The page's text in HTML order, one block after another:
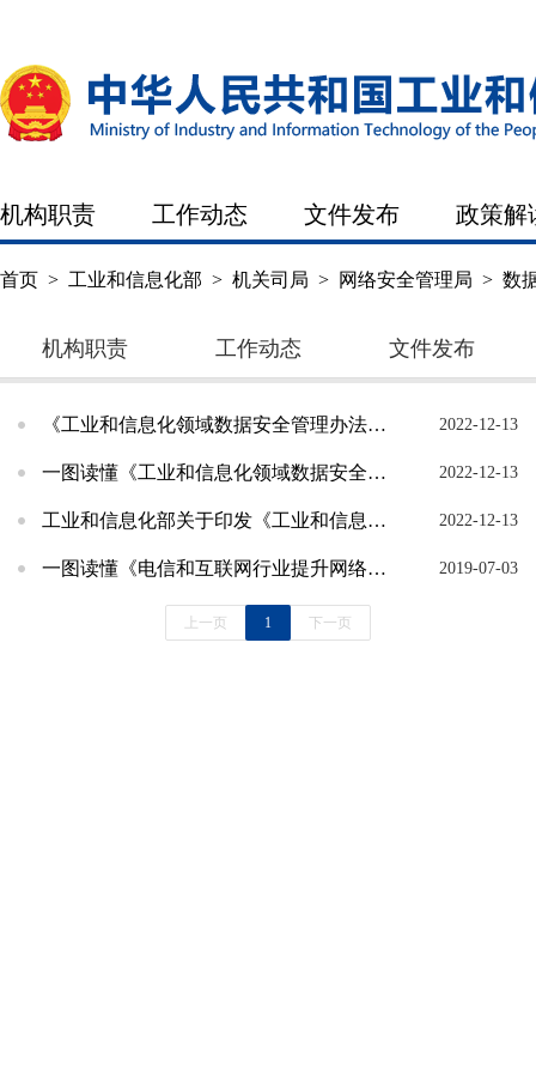
机构职责 工作动态 文件发布 政策解
首页 > 工业和信息化部 > 机关司局 > 网络安全管理局 > 数
机构职责 工作动态 文件发布
《工业和信息化领域数据安全管理办法（试行）》重点问题回应 2022-12-13
一图读懂《工业和信息化领域数据安全管理办法（试行）》 2022-12-13
工业和信息化部关于印发《工业和信息化领域数据安全管理办法（试行）》的通知 2022-12-13
一图读懂《电信和互联网行业提升网络数据安全保护能力专项行动方案》 2019-07-03
上一页 1 下一页